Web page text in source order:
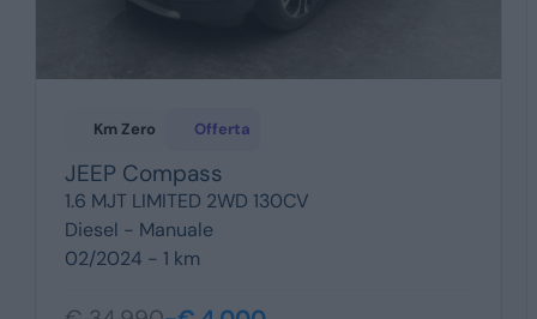
Km Zero Offerta
JEEP Compass
1.6 MJT LIMITED 2WD 130CV
Diesel - Manuale
02/2024 - 1 km